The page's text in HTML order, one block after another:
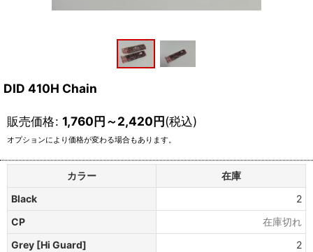
DID 410H Chain
販売価格: 1,760円～2,420円(税込)
オプションにより価格が変わる場合もあります。
カラー
在庫
Black
2
CP
在庫切れ
Grey [Hi Guard]
2